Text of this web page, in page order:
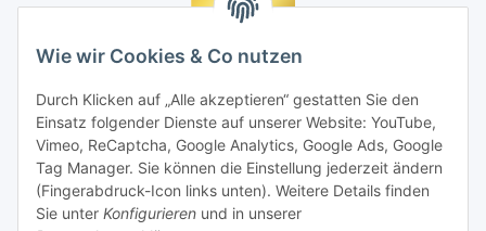
Wie wir Cookies & Co nutzen
Durch Klicken auf „Alle akzeptieren“ gestatten Sie den
Einsatz folgender Dienste auf unserer Website: YouTube,
Vimeo, ReCaptcha, Google Analytics, Google Ads, Google
Tag Manager. Sie können die Einstellung jederzeit ändern
(Fingerabdruck-Icon links unten). Weitere Details finden
Sie unter Konfigurieren und in unserer